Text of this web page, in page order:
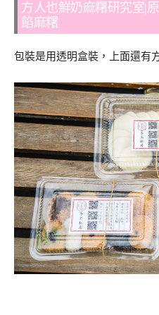
方人也鮮奶麻糬研究室|
餡麻糬
包裝是用透明盒裝，上面還有